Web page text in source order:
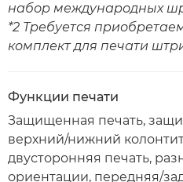
набор международных
*2 Требуется
комплект для печати
Функции печати
Защищенная печать,
верхний/нижний
двусторонняя печать,
ориентации, передняя/